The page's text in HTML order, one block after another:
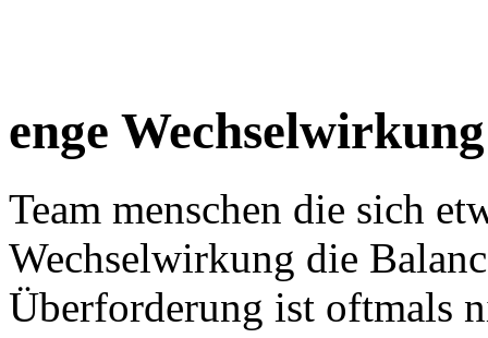
enge Wechselwirkung
Team menschen die sich
Wechselwirkung die
Überforderung ist oftmals